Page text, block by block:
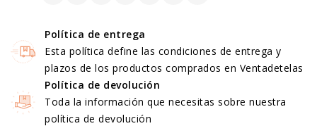
Política de entrega
Esta política define las condiciones de entrega y
plazos de los productos comprados en Ventadetelas
Política de devolución
Toda la información que necesitas sobre nuestra
política de devolución